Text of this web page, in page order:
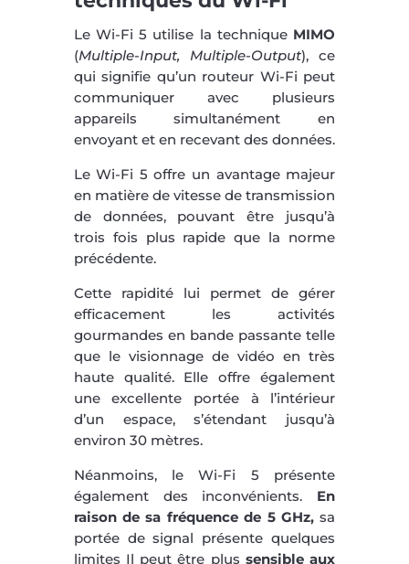
Le Wi-Fi 5 utilise la technique MIMO
(Multiple-Input, Multiple-Output), ce
qui signifie qu’un routeur Wi-Fi peut
communiquer avec plusieurs
appareils simultanément en
envoyant et en recevant des données.
Le Wi-Fi 5 offre un avantage majeur
en matière de vitesse de transmission
de données, pouvant être jusqu’à
trois fois plus rapide que la norme
précédente.
Cette rapidité lui permet de gérer
efficacement les activités
gourmandes en bande passante telle
que le visionnage de vidéo en très
haute qualité. Elle offre également
une excellente portée à l’intérieur
d’un espace, s’étendant jusqu’à
environ 30 mètres.
Néanmoins, le Wi-Fi 5 présente
également des inconvénients. En
raison de sa fréquence de 5 GHz,sa
portée de signal présente quelques
limites Il peut être plussensible aux